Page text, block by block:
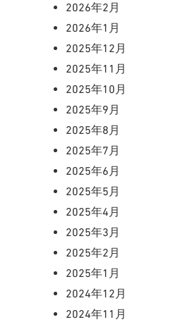
2026年2月
2026年1月
2025年12月
2025年11月
2025年10月
2025年9月
2025年8月
2025年7月
2025年6月
2025年5月
2025年4月
2025年3月
2025年2月
2025年1月
2024年12月
2024年11月